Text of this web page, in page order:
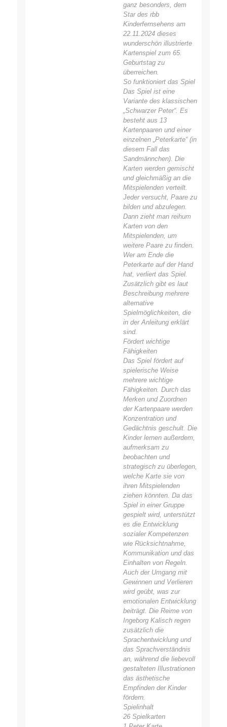
ganz besonders, dem
Star des rbb
Kinderfernsehens am
22.11.2024 dieses
wunderschön illustrierte
Kartenspiel zum 65.
Geburtstag zu
überreichen.
So funktioniert das Spiel
Das Spiel ist eine
Variante des klassischen
„Schwarzer Peter“. Es
besteht aus 13
Kartenpaaren und einer
einzelnen „Peterkarte“ (in
diesem Fall das
Sandmännchen). Die
Karten werden gemischt
und gleichmäßig an die
Mitspielenden verteilt.
Jeder versucht, Paare zu
bilden und abzulegen.
Dann zieht man reihum
Karten von den
Mitspielenden, um
weitere Paare zu finden.
Wer am Ende die
Peterkarte auf der Hand
hat, verliert das Spiel.
Zusätzlich gibt es laut
Beschreibung mehrere
alternative
Spielmöglichkeiten, die
in der Anleitung erklärt
sind.
Fördert wichtige
Fähigkeiten
Das Spiel fördert auf
spielerische Weise
mehrere wichtige
Fähigkeiten. Durch das
Merken und Zuordnen
der Kartenpaare werden
Konzentration und
Gedächtnis geschult. Die
Kinder lernen außerdem,
aufmerksam zu
beobachten und
strategisch zu überlegen,
welche Karte sie von
ihren Mitspielenden
ziehen könnten. Da das
Spiel in einer Gruppe
gespielt wird, unterstützt
es die Entwicklung
sozialer Kompetenzen
wie Rücksichtnahme,
Kommunikation und das
Einhalten von Regeln.
Auch der Umgang mit
Gewinnen und Verlieren
wird geübt, was zur
emotionalen Entwicklung
beiträgt. Die Reime von
Ingeborg Kalisch regen
zusätzlich die
Sprachentwicklung und
das Sprachverständnis
an, während die liebevoll
gestalteten Illustrationen
das ästhetische
Empfinden der Kinder
fördern.
Spielinhalt
26 Spielkarten